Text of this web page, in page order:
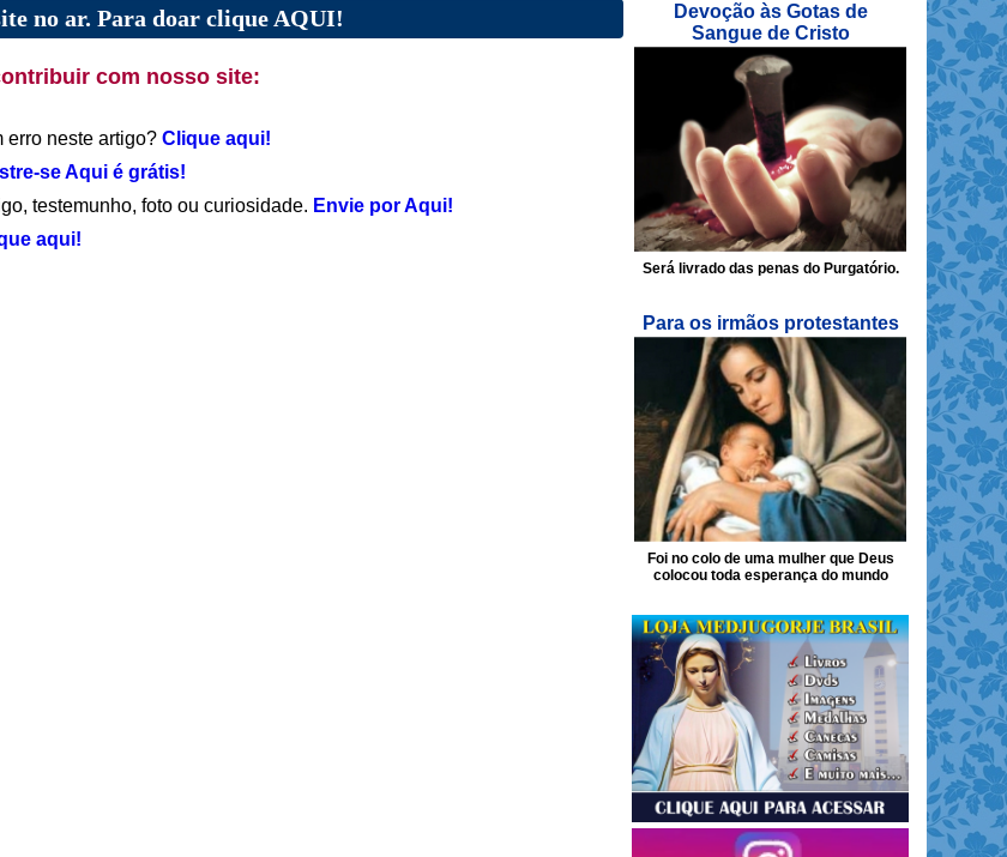
no ar. Para doar clique AQUI!
com nosso site:
erro neste artigo? Clique aqui!
se Aqui é grátis!
testemunho, foto ou curiosidade. Envie por Aqui!
aqui!
Devoção às Gotas de
Sangue de Cristo
Será livrado das penas do Purgatório.
Para os irmãos protestantes
Foi no colo de uma mulher que Deus
colocou toda esperança do mundo